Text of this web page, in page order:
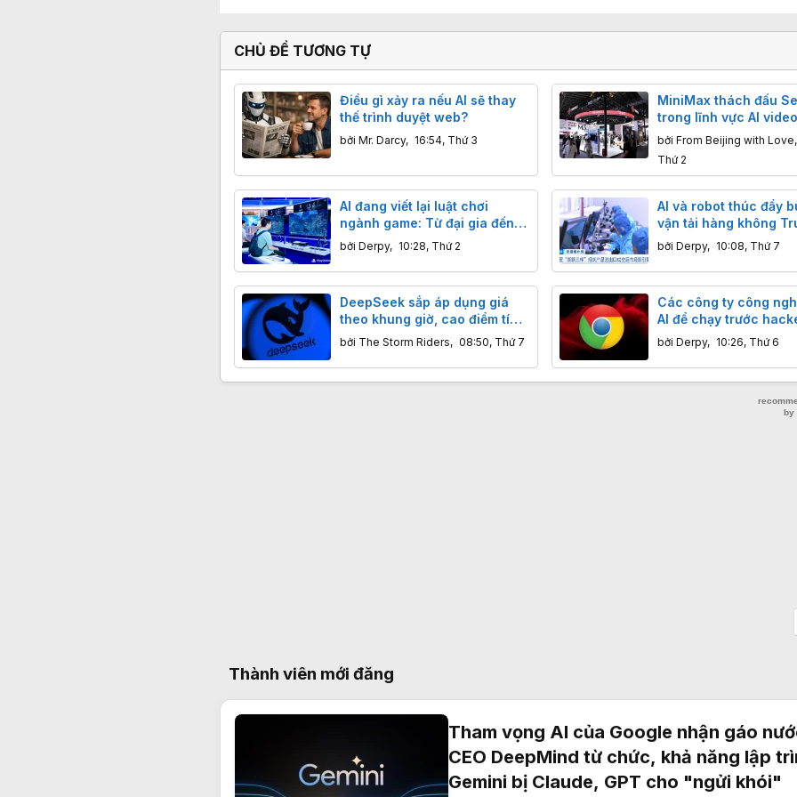
CHỦ ĐỀ TƯƠNG TỰ
Điều gì xảy ra nếu AI sẽ thay
thế trình duyệt web?
bởi Mr. Darcy, 16:54, Thứ 3
MiniMax thách đấu
trong lĩnh vực AI
nào hơn mỉu nào?
bởi From Beijing with Love,
Thứ 2
AI đang viết lại luật chơi
ngành game: Từ đại gia đến
cá nhân, ai cũng có thể sáng
bởi Derpy, 10:28, Thứ 2
AI và robot thúc đẩy
vận tải hàng không
Quốc như thế nào?
bởi Derpy, 10:08, Thứ 7
DeepSeek sắp áp dụng giá
theo khung giờ, cao điểm tính
phí gấp đôi
bởi The Storm Riders, 08:50, Thứ 7
Các công ty công
AI để chạy trước
khảo Google Chrome
bởi Derpy, 10:26, Thứ 6
Thành viên mới đăng
Tham vọng AI của Google nhận gáo
CEO DeepMind từ chức, khả năng lập
Gemini bị Claude, GPT cho "ngửi khói"